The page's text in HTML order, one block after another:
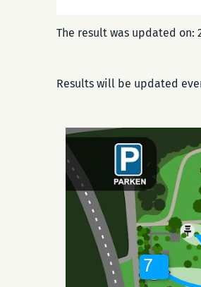
The result was updated on:
Results will be updated